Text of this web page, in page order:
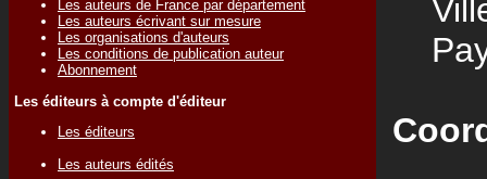
Les auteurs de France par département
Les auteurs écrivant sur mesure
Les organisations d'auteurs
Les conditions de publication auteur
Abonnement
Les éditeurs à compte d'éditeur
Les éditeurs
Les auteurs édités